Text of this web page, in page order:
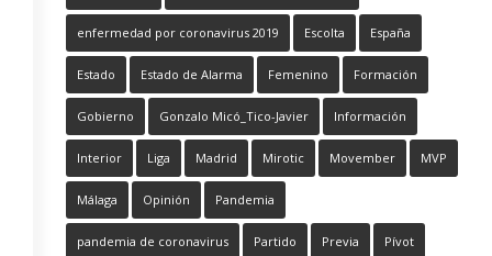
enfermedad por coronavirus 2019 Escolta España
Estado Estado de Alarma Femenino Formación
Gobierno Gonzalo Micó_Tico-Javier Información
Interior Liga Madrid Mirotic Movember MVP
Málaga Opinión Pandemia
pandemia de coronavirus Partido Previa Pívot